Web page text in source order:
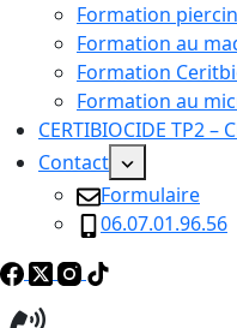
Formation
Formation au
Formation
Formation au
CERTIBIOCIDE TP2 –
Contact
Formulaire
06.07.01.96.56